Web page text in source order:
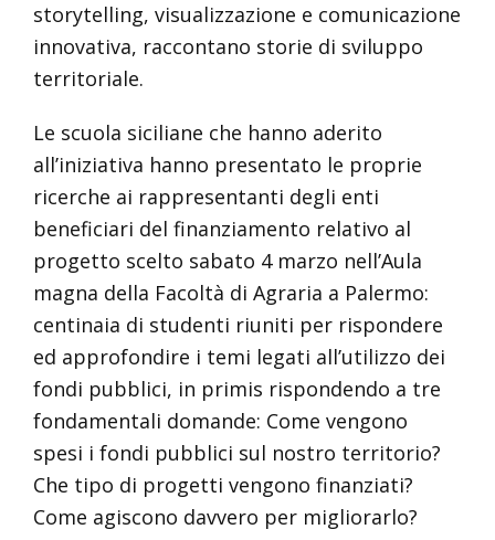
storytelling, visualizzazione e comunicazione
innovativa, raccontano storie di sviluppo
territoriale.
Le scuola siciliane che hanno aderito
all’iniziativa hanno presentato le proprie
ricerche ai rappresentanti degli enti
beneficiari del finanziamento relativo al
progetto scelto sabato 4 marzo nell’Aula
magna della Facoltà di Agraria a Palermo:
centinaia di studenti riuniti per rispondere
ed approfondire i temi legati all’utilizzo dei
fondi pubblici, in primis rispondendo a tre
fondamentali domande: Come vengono
spesi i fondi pubblici sul nostro territorio?
Che tipo di progetti vengono finanziati?
Come agiscono davvero per migliorarlo?